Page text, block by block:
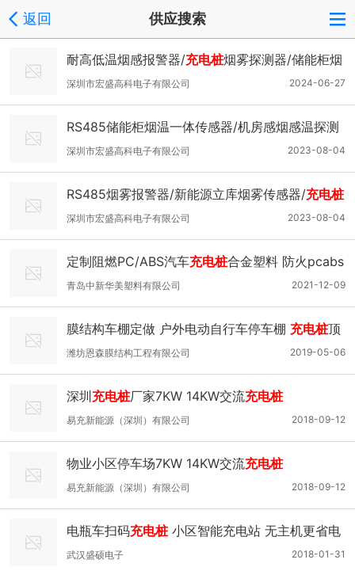
返回 供应搜索
耐高低温烟感报警器/充电桩烟雾探测器/储能柜烟
雾传感器
2024-06-27
深圳市宏盛高科电子有限公司
RS485储能柜烟温一体传感器/机房感烟感温探测
器/充电桩烟雾报警器 2023-08-04
深圳市宏盛高科电子有限公司
RS485烟雾报警器/新能源立库烟雾传感器/充电桩
烟感报警器
2023-08-04
深圳市宏盛高科电子有限公司
定制阻燃PC/ABS汽车充电桩合金塑料 防火pcabs
材料
2021-12-09
青岛中新华美塑料有限公司
膜结构车棚定做 户外电动自行车停车棚 充电桩顶
篷 张拉膜结构
2019-05-06
潍坊恩森膜结构工程有限公司
深圳 充电桩厂家7KW 14KW交流充电桩
2018-09-12
易充新能源（深圳）有限公司
物业小区停车场7KW 14KW交流充电桩
2018-09-12
易充新能源（深圳）有限公司
电瓶车扫码充电桩小区智能充电站 无主机更省电
2018-01-31
武汉盛硕电子